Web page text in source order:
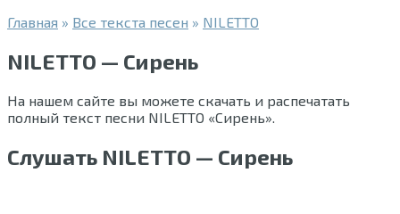
Главная » Все текста песен » NILETTO
NILETTO — Сирень
На нашем сайте вы можете скачать и распечатать
полный текст песни NILETTO «Сирень».
Слушать NILETTO — Сирень